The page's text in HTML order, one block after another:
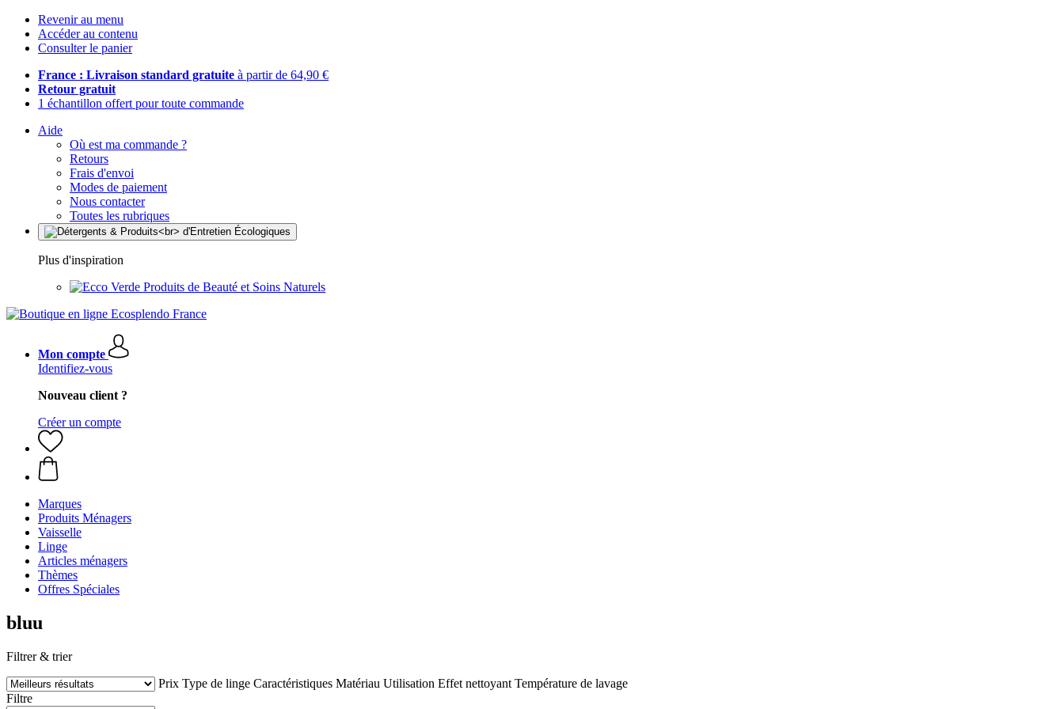
Revenir au menu
Accéder au contenu
Consulter le panier
France : Livraison standard gratuite à partir de 64,90 €
Retour gratuit
1 échantillon offert pour toute commande
Aide
Où est ma commande ?
Retours
Frais d'envoi
Modes de paiement
Nous contacter
Toutes les rubriques
Plus d'inspiration
Produits de Beauté et Soins Naturels
Mon compte
Identifiez-vous
Nouveau client ?
Créer un compte
Marques
Produits Ménagers
Vaisselle
Linge
Articles ménagers
Thèmes
Offres Spéciales
bluu
Filtrer & trier
Prix Type de linge Caractéristiques Matériau Utilisation Effet nettoyant Température de lavage
Filtre